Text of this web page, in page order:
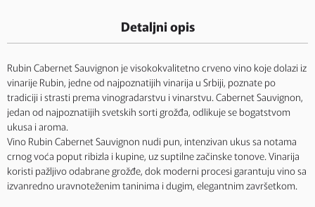
Detaljni opis
Rubin Cabernet Sauvignon je visokokvalitetno crveno vino koje dolazi iz
vinarije Rubin, jedne od najpoznatijih vinarija u Srbiji, poznate po
tradiciji i strasti prema vinogradarstvu i vinarstvu. Cabernet Sauvignon,
jedan od najpoznatijih svetskih sorti grožđa, odlikuje se bogatstvom
ukusa i aroma.
Vino Rubin Cabernet Sauvignon nudi pun, intenzivan ukus sa notama
crnog voća poput ribizla i kupine, uz suptilne začinske tonove. Vinarija
koristi pažljivo odabrane grožđe, dok moderni procesi garantuju vino sa
izvanredno uravnoteženim taninima i dugim, elegantnim završetkom.